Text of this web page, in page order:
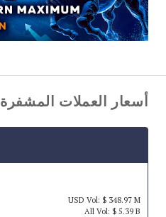
أسعار العملات المشفرة
USDVol: $ 348.97 M
All Vol: $ 5.39 B